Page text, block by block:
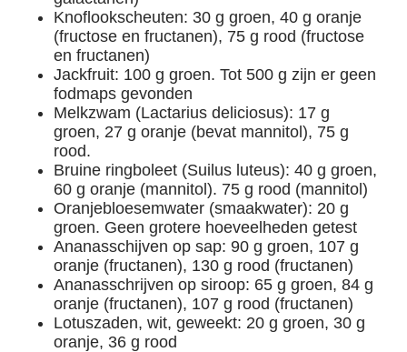
Knoflookscheuten: 30 g groen, 40 g oranje
(fructose en fructanen), 75 g rood (fructose
en fructanen)
Jackfruit: 100 g groen. Tot 500 g zijn er geen
fodmaps gevonden
Melkzwam (Lactarius deliciosus): 17 g
groen, 27 g oranje (bevat mannitol), 75 g
rood.
Bruine ringboleet (Suilus luteus): 40 g groen,
60 g oranje (mannitol). 75 g rood (mannitol)
Oranjebloesemwater (smaakwater): 20 g
groen. Geen grotere hoeveelheden getest
Ananasschijven op sap: 90 g groen, 107 g
oranje (fructanen), 130 g rood (fructanen)
Ananasschrijven op siroop: 65 g groen, 84 g
oranje (fructanen), 107 g rood (fructanen)
Lotuszaden, wit, geweekt: 20 g groen, 30 g
oranje, 36 g rood